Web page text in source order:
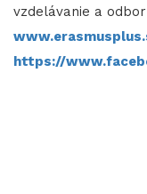
vzdelávanie a
https://